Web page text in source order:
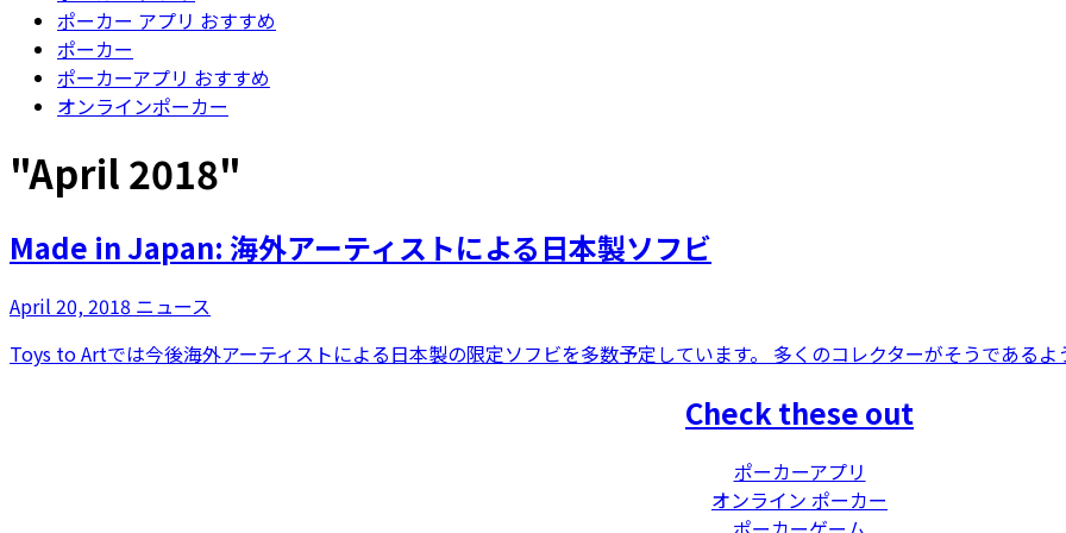
ポーカー アプリ おすすめ
ポーカー
ポーカーアプリ おすすめ
オンラインポーカー
"April 2018"
Made in Japan: 海外アーティストによる日本製ソフビ
April 20, 2018 ニュース
Toys to Artでは今後海外アーティストによる日本製の限定ソフビを多数予定しています。 多くのコレクターがそうであるよ
Check these out
ポーカーアプリ
オンライン ポーカー